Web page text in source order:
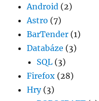
Android (2)
Astro (7)
BarTender (1)
Databáze (3)
SQL (3)
Firefox (28)
Hry(3)